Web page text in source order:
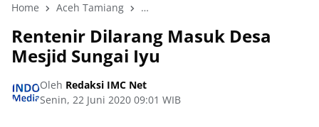
Home Aceh Tamiang Rentenir Dilarang Masuk Desa
Rentenir Dilarang Masuk Desa
Mesjid Sungai Iyu
Oleh Redaksi IMC Net
Senin, 22 Juni 2020 09:01 WIB